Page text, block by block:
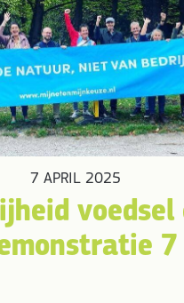
7 APRIL 2025
voedsel